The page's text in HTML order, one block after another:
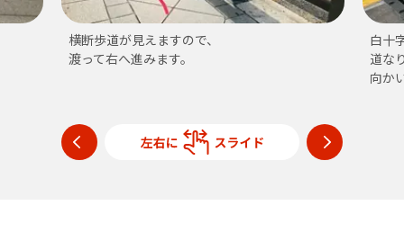
白十字診療所が見えますので、
道なりに沿って左へ
JR日
エス
タク